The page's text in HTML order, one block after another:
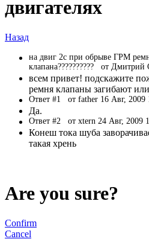
двигателях
Назад
на двиг 2c при обрыве ГРМ
клапана?????????? от Дмитрий
всем привет! подскажите
ремня клапаны загибают
Ответ #1 от father 16 Авг, 2009
Да.
Ответ #2 от xtern 24 Авг, 2009
Конеш тока шуба
такая хрень
Are you sure?
Confirm
Cancel